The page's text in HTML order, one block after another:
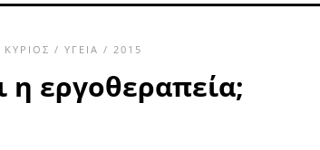
ΚΎΡΙΟΣ / ΥΓΕΊΑ / 2015
η εργοθεραπεία;